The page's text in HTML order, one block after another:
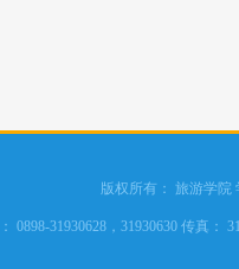
版权所有： 旅游学院
0898-31930628，31930630 传真：